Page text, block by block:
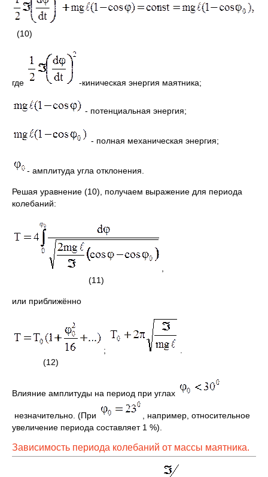
(10)
где -киническая энергия маятника;
- потенциальная энергия;
- полная механическая энергия;
- амплитуда угла отклонения.
Решая уравнение (10), получаем выражение для периода
колебаний:
,
(11)
или приближённо
;
.
(12)
Влияние амплитуды на период при углах
незначительно. (При
, например, относительное
увеличение периода составляет 1 %).
Зависимость периода колебаний от массы маятника.